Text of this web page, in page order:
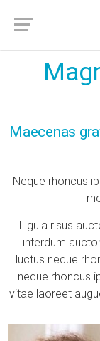
Maecenas
Neque rhoncus
Ligula risus
interdum
luctus neque
neque rhoncus
vitae laoreet